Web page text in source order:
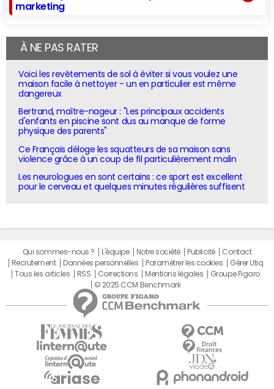
marketing
À NE PAS RATER
Voici les revêtements de sol à éviter si vous voulez une
maison facile à nettoyer - un en particulier est même
dangereux
Bertrand, maître-nageur : "Les principaux accidents
d'enfants en piscine sont dus au manque de forme
physique des parents"
Ce Français déloge les squatteurs de sa maison sans
violence grâce à un coup de fil particulièrement malin
Les neurologues en sont certains : ce sport est excellent
pour le cerveau et quelques minutes régulières suffisent
Qui sommes-nous ? L'équipe Notre société Publicité
Contact
Recrutement
Données personnelles Paramétrer les cookies
Gérer Utiq
Tous les articles
RSS Corrections Mentions légales
Groupe Figaro
© 2025 CCM Benchmark